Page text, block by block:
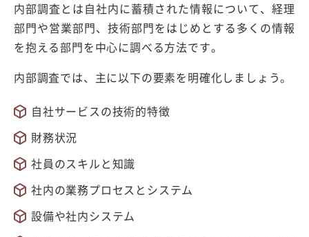
内部調査とは自社内に蓄積された情報について、経理
部門や営業部門、技術部門をはじめとする多くの情報
を抱える部門を中心に調べる方法です。
内部調査では、主に以下の要素を明確化しましょう。
自社サービスの技術的特徴
財務状況
社員のスキルと知識
社内の業務プロセスとシステム
設備や社内システム